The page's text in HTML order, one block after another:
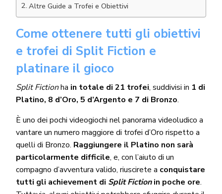
Altre Guide a Trofei e Obiettivi
Come ottenere tutti gli obiettivi
e trofei di Split Fiction e
platinare il gioco
Split Fictionha in totale di 21 trofei, suddivisi in 1 di
Platino, 8 d’Oro, 5 d’Argento e 7 di Bronzo.
È uno dei pochi videogiochi nel panorama videoludico a
vantare un numero maggiore di trofei d’Oro rispetto a
quelli di Bronzo. Raggiungere il Platino non sarà
particolarmente difficile, e, con l’aiuto di un
compagno d’avventura valido, riuscirete a conquistare
tutti gli achievement di Split Fictionin poche ore.